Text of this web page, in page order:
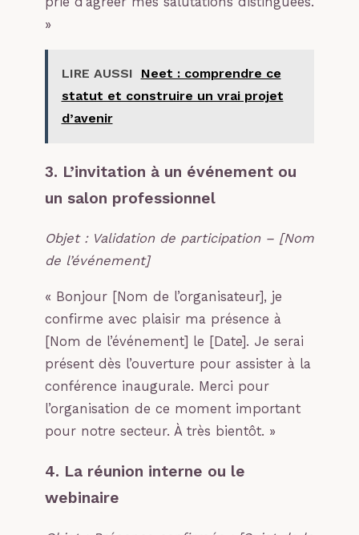
»
LIRE AUSSI
Neet : comprendre ce
statut et construire un vrai projet
d’avenir
3. L’invitation à un événement ou
un salon professionnel
Objet : Validation de participation – [Nom
de l’événement]
« Bonjour [Nom de l’organisateur], je
confirme avec plaisir ma présence à
[Nom de l’événement] le [Date]. Je serai
présent dès l’ouverture pour assister à la
conférence inaugurale. Merci pour
l’organisation de ce moment important
pour notre secteur. À très bientôt. »
4. La réunion interne ou le
webinaire